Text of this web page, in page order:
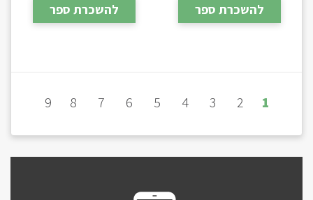
להשכרת ספר להשכרת ספר
1
2
3
4
5
6
7
8
9